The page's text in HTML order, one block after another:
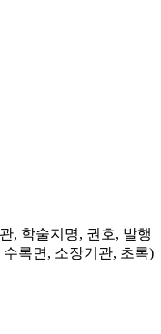
, 학술지명, 권호, 발행
록면, 소장기관, 초록)